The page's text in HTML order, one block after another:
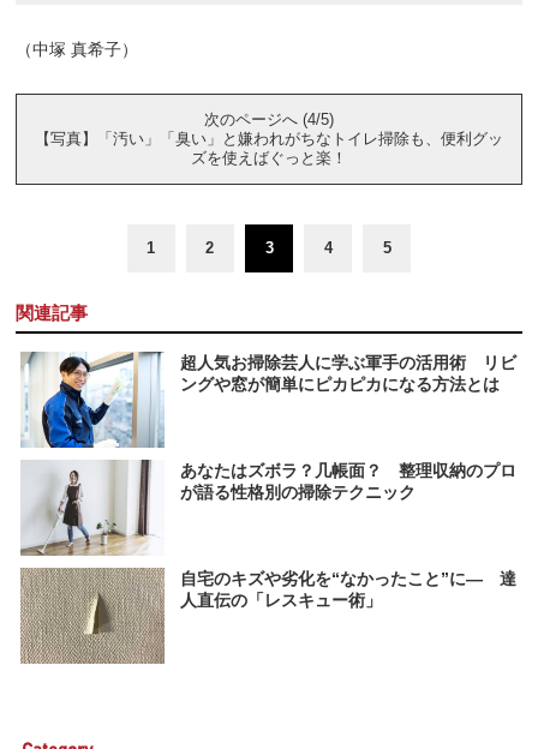
（中塚 真希子）
次のページへ (4/5)
【写真】「汚い」「臭い」と嫌われがちなトイレ掃除も、便利グッ
ズを使えばぐっと楽！
1 2 3 4 5
関連記事
超人気お掃除芸人に学ぶ軍手の活用術 リビ
ングや窓が簡単にピカピカになる方法とは
あなたはズボラ？几帳面？ 整理収納のプロ
が語る性格別の掃除テクニック
自宅のキズや劣化を“なかったこと”に― 達
人直伝の「レスキュー術」